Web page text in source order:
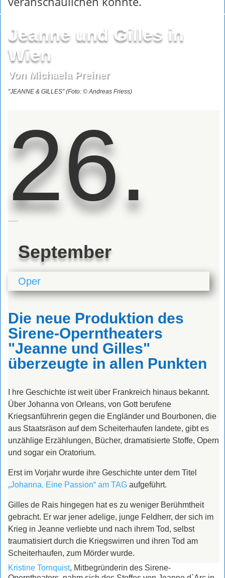
Jeanne und Gilles in
Wien
Von Michaela Preiner
"JEANNE & GILLES" (Foto: © Andreas Friess)
26.
September
Oper
Die neue Produktion des
Sirene-Operntheaters
"Jeanne und Gilles"
überzeugte in allen Punkten
hre Geschichte ist weit über Frankreich hinaus bekannt.
Über Johanna von Orleans, von Gott berufene
Kriegsanführerin gegen die Engländer und Bourbonen, die
aus Staatsräson auf dem Scheiterhaufen landete, gibt es
unzählige Erzählungen, Bücher, dramatisierte Stoffe, Opern
und sogar ein Oratorium.
Erst im Vorjahr wurde ihre Geschichte unter dem Titel
„Johanna. Eine Passion“ am TAG aufgeführt.
Gilles de Rais hingegen hat es zu weniger Berühmtheit
gebracht. Er war jener adelige, junge Feldherr, der sich im
Krieg in Jeanne verliebte und nach ihrem Tod, selbst
traumatisiert durch die Kriegswirren und ihren Tod am
Scheiterhaufen, zum Mörder wurde.
Kristine Tornquist, Mitbegründerin des Sirene-